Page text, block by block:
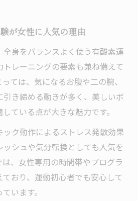
が女性に人気の理由
全身をバランスよく使う有酸素運
レーニングの要素も兼ね備えて
ては、気になるお腹や二の腕、
き締める動きが多く、美しいボ
ている点が大きな魅力です。
ック動作によるストレス発散効果
シュや気分転換としても人気を
、女性専用の時間帯やプログラ
おり、運動初心者でも安心して
います。